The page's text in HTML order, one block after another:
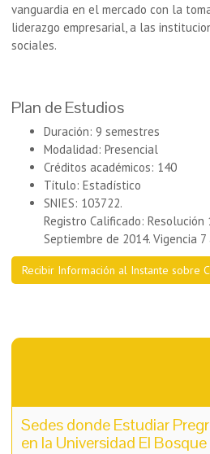
vanguardia en el mercado con la
liderazgo empresarial, a las
sociales.
Plan de Estudios
Duración: 9 semestres
Modalidad: Presencial
Créditos académicos: 140
Título: Estadístico
SNIES: 103722.
Registro Calificado: Resolución
Septiembre de 2014. Vigencia 7
Recibir Información al Instante sobre
Sedes donde Estudiar
en la Universidad El Bosque